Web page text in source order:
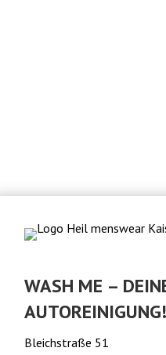
WASH ME –
AUTOREINIGUNG!
Bleichstraße 51